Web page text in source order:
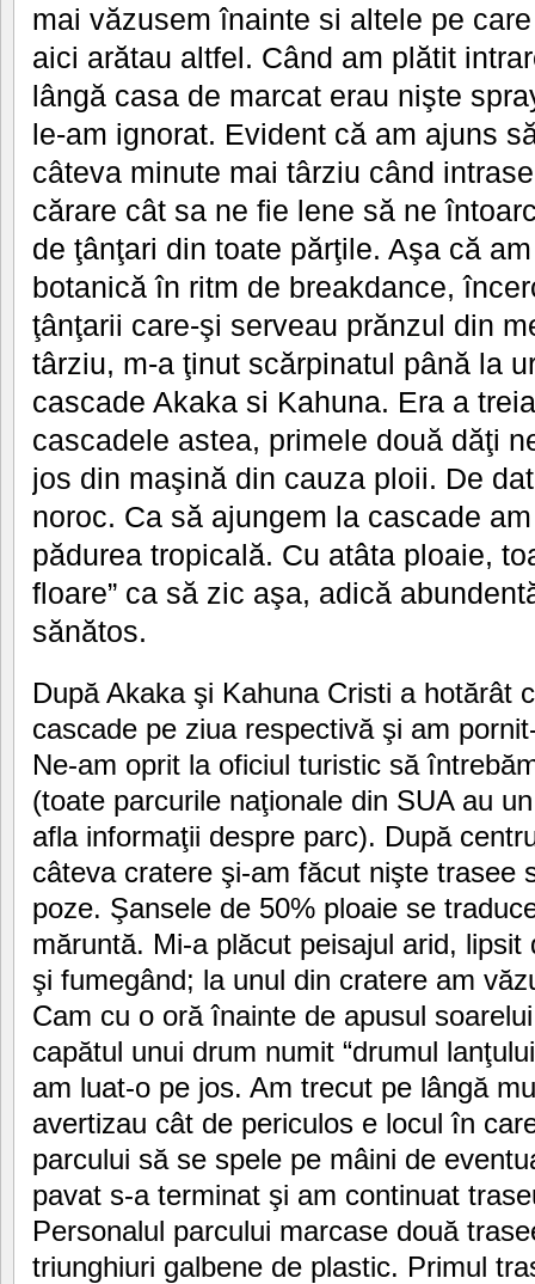
mai văzusem înainte si altele pe
aici arătau altfel. Când am plătit
lângă casa de marcat erau nişte
le-am ignorat. Evident că am ajuns
câteva minute mai târziu când
cărare cât sa ne fie lene să ne
de ţânţari din toate părţile. Aşa că
botanică în ritm de breakdance,
ţânţarii care-şi serveau prănzul din
târziu, m-a ţinut scărpinatul până la
cascade Akaka si Kahuna. Era a
cascadele astea, primele două dăţi
jos din maşină din cauza ploii. De
noroc. Ca să ajungem la cascade
pădurea tropicală. Cu atâta ploaie,
floare” ca să zic aşa, adică
sănătos.
După Akaka şi Kahuna Cristi a hotărât
cascade pe ziua respectivă şi am
Ne-am oprit la oficiul turistic să
(toate parcurile naţionale din SUA au
afla informaţii despre parc). După
câteva cratere şi-am făcut nişte trasee
poze. Şansele de 50% ploaie se
măruntă. Mi-a plăcut peisajul arid,
şi fumegând; la unul din cratere am
Cam cu o oră înainte de apusul
capătul unui drum numit “drumul
am luat-o pe jos. Am trecut pe lângă
avertizau cât de periculos e locul în
parcului să se spele pe mâini de
pavat s-a terminat şi am continuat
Personalul parcului marcase două
triunghiuri galbene de plastic. Primul